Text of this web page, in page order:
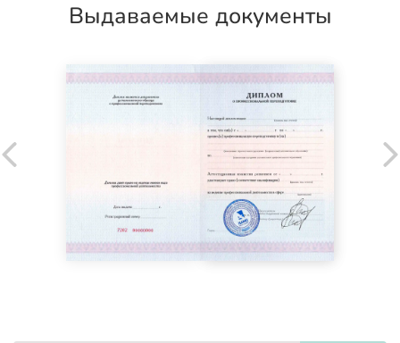
Выдаваемые документы